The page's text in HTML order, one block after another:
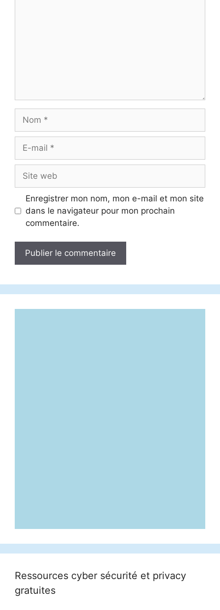
mail
web
Enregistrer mon nom, mon e-mail et mon site
dans le navigateur pour mon prochain
commentaire.
Ressources cyber sécurité et privacy
gratuites